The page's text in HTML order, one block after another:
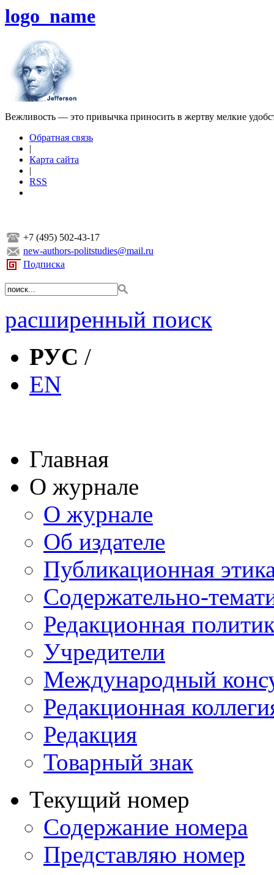
logo_name
Вежливость — это привычка приносить в жертву мелкие
Обратная связь
|
Карта сайта
|
RSS
+7 (495) 502-43-17
new-authors-politstudies@mail.ru
Подписка
расширенный поиск
РУС /
EN
Главная
О журнале
О журнале
Об издателе
Публикационная
Содержательно-
Редакционная
Учредители
Международный
Редакционная
Редакция
Товарный знак
Текущий номер
Содержание номера
Представляю номер